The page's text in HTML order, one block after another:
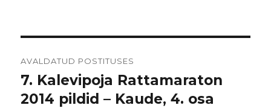
AVALDATUD POSTITUSES
7. Kalevipoja Rattamaraton
2014 pildid – Kaude, 4. osa